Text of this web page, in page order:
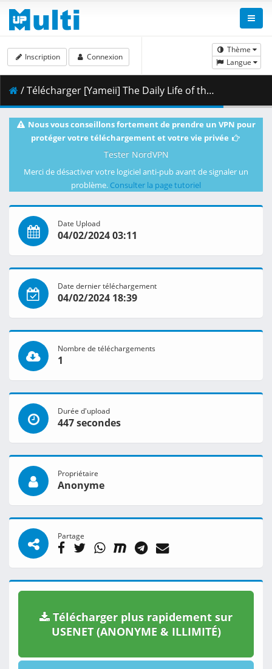
Thème
Langue
Inscription Connexion
/ Télécharger [Yameii] The Daily Life of the Immortal King - S03E01 [English Dub] [FUNi WEB-DL 720p] [08E1495A].mkv.002 ( 272.68 MB )
Nous vous conseillons fortement de prendre un VPN pour
protéger votre téléchargement et votre vie privée
Tester NordVPN
Merci de désactiver votre logiciel anti-pub avant de signaler un
problème. Consulter la page tutoriel
Date Upload
04/02/2024 03:11
Date dernier téléchargement
04/02/2024 18:39
Nombre de téléchargements
1
Durée d'upload
447 secondes
Propriétaire
Anonyme
Partage
Télécharger plus rapidement sur
USENET (ANONYME & ILLIMITÉ)